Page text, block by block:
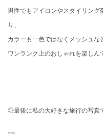
男性でもアイロンやスタイリン
り、
カラーも一色ではなくメッシュな
ワンランク上のおしゃれを楽し
◎最後に私の大好きな旅行の写真